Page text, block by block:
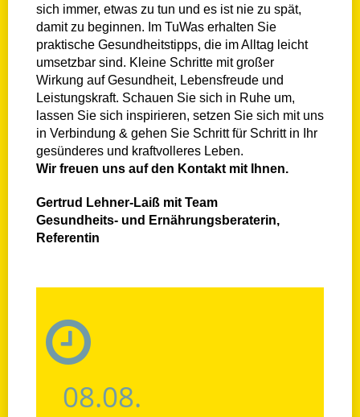
sich immer, etwas zu tun und es ist nie zu spät,
damit zu beginnen. Im TuWas erhalten Sie
praktische Gesundheitstipps, die im Alltag leicht
umsetzbar sind. Kleine Schritte mit großer
Wirkung auf Gesundheit, Lebensfreude und
Leistungskraft. Schauen Sie sich in Ruhe um,
lassen Sie sich inspirieren, setzen Sie sich mit uns
in Verbindung & gehen Sie Schritt für Schritt in Ihr
gesünderes und kraftvolleres Leben.
Wir freuen uns auf den Kontakt mit Ihnen.
Gertrud Lehner-Laiß mit Team
Gesundheits- und Ernährungsberaterin,
Referentin
08.08.